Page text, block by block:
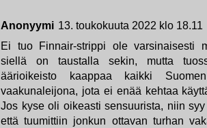
Anonyymi 13. toukokuuta 2022 klo 18.11
Ei tuo Finnair-strippi ole varsinaisesti
siellä on taustalla sekin, mutta
äärioikeisto kaappaa kaikki
vaakunaleijona, jota ei enää kehtaa
Jos kyse oli oikeasti sensuurista, niin
että tuumittiin jonkun ottavan turhan